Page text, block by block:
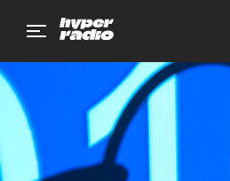
de
page